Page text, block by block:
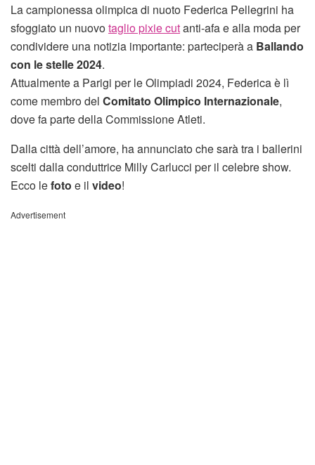
La campionessa olimpica di nuoto Federica Pellegrini ha
sfoggiato un nuovotaglio pixie cutanti-afa e alla moda per
condividere una notizia importante: parteciperà a Ballando
con le stelle 2024.
Attualmente a Parigi per le Olimpiadi 2024, Federica è lì
come membro del Comitato Olimpico Internazionale,
dove fa parte della Commissione Atleti.
Dalla città dell’amore, ha annunciato che sarà tra i ballerini
scelti dalla conduttrice Milly Carlucci per il celebre show.
Ecco lefoto e il video!
Advertisement